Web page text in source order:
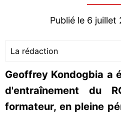
Publié le 6 juillet
La rédaction
Geoffrey Kondogbia a
d'entraînement du
formateur, en pleine